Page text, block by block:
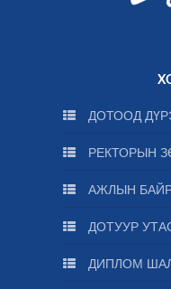
ДОТООД
РЕКТОРЫН
АЖЛЫН
ДОТУУР
ДИПЛОМ